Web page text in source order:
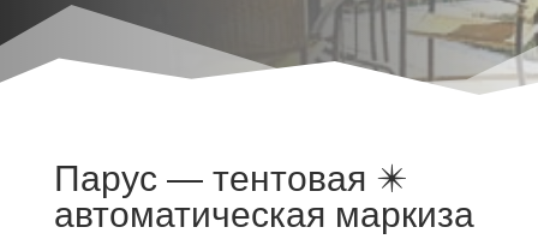
Парус — тентовая ✴️
автоматическая маркиза